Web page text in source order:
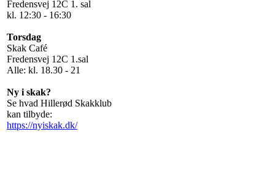
Fredensvej 12C 1. sal
kl. 12:30 - 16:30
Torsdag
Skak Café
Fredensvej 12C 1.sal
Alle: kl. 18.30 - 21
Ny i skak?
Se hvad Hillerød Skakklub
kan tilbyde:
https://nyiskak.dk/